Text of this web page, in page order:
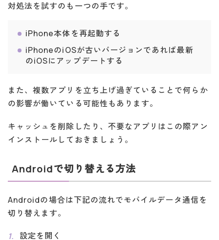
対処法を試すのも一つの手です。
iPhone本体を再起動する
iPhoneのiOSが古いバージョンであれば最新
のiOSにアップデートする
また、複数アプリを立ち上げ過ぎていることで何らか
の影響が働いている可能性もあります。
キャッシュを削除したり、不要なアプリはこの際アン
インストールしておきましょう。
Androidで切り替える方法
Androidの場合は下記の流れでモバイルデータ通信を
切り替えます。
設定を開く